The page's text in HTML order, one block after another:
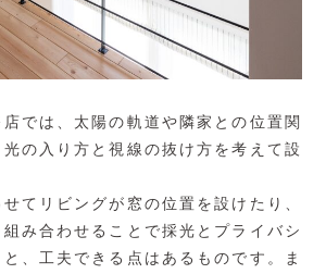
では、太陽の軌道や隣家との位置関
の入り方と視線の抜け方を考えて設
てリビングが窓の位置を設けたり、
み合わせることで採光とプライバシ
、工夫できる点はあるものです。ま